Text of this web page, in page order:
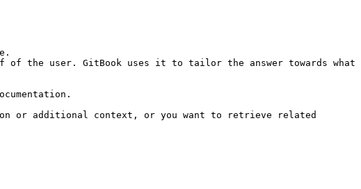
of the user. GitBook uses it to tailor the answer towards what
or additional context, or you want to retrieve related